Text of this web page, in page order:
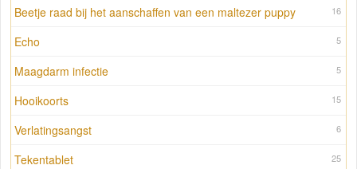
16
Beetje raad bij het aanschaffen van een maltezer puppy
5
Echo
5
Maagdarm infectie
15
Hooikoorts
6
Verlatingsangst
25
Tekentablet